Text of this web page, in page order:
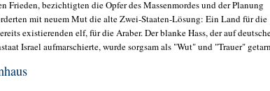
Frieden, bezichtigten die Opfer des Massenmordes und der Planung
mit neuem Mut die alte Zwei-Staaten-Lösung: Ein Land für die
existierenden elf, für die Araber. Der blanke Hass, der auf
Israel aufmarschierte, wurde sorgsam als "Wut" und "Trauer"